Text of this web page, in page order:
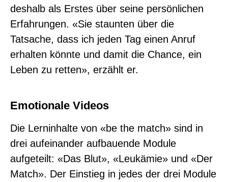
deshalb als Erstes über seine persönlichen
Erfahrungen. «Sie staunten über die
Tatsache, dass ich jeden Tag einen Anruf
erhalten könnte und damit die Chance, ein
Leben zu retten», erzählt er.
Emotionale Videos
Die Lerninhalte von «be the match» sind in
drei aufeinander aufbauende Module
aufgeteilt: «Das Blut», «Leukämie» und «Der
Match». Der Einstieg in jedes der drei Module